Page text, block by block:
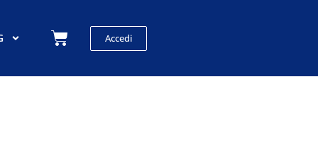
CarrelloAccedi